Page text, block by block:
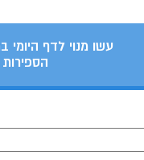
עשו מנוי לדף
הספירות